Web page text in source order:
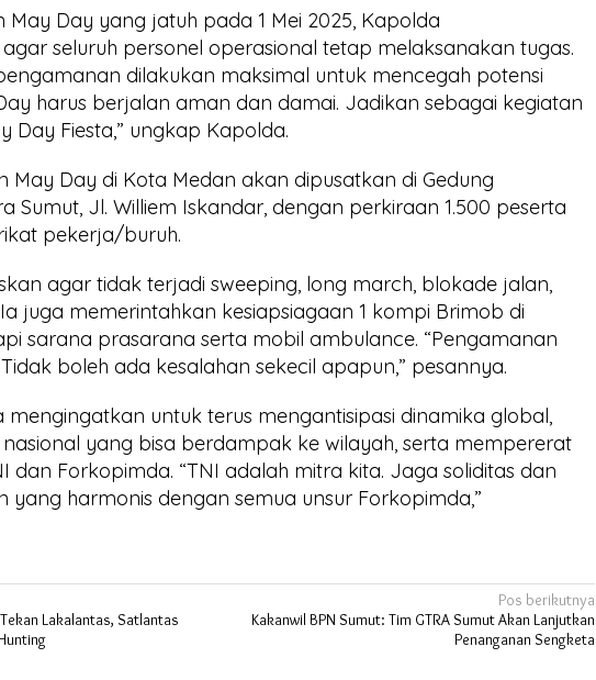
May Day yang jatuh pada 1 Mei 2025, Kapolda
seluruh personel operasional tetap melaksanakan tugas.
dilakukan maksimal untuk mencegah potensi
harus berjalan aman dan damai. Jadikan sebagai kegiatan
Day Fiesta,” ungkap Kapolda.
May Day di Kota Medan akan dipusatkan di Gedung
Sumut, Jl. Williem Iskandar, dengan perkiraan 1.500 peserta
pekerja/buruh.
agar tidak terjadi sweeping, long march, blokade jalan,
juga memerintahkan kesiapsiagaan 1 kompi Brimob di
sarana prasarana serta mobil ambulance. “Pengamanan
boleh ada kesalahan sekecil apapun,” pesannya.
mengingatkan untuk terus mengantisipasi dinamika global,
yang bisa berdampak ke wilayah, serta mempererat
dan Forkopimda. “TNI adalah mitra kita. Jaga soliditas dan
yang harmonis dengan semua unsur Forkopimda,”
Lakalantas, Satlantas
Pos berikutnya
Kakanwil BPN Sumut: Tim GTRA Sumut Akan Lanjutkan
Penanganan Sengketa